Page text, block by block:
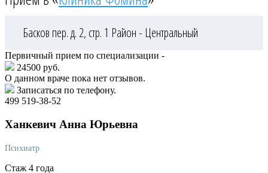
Басков пер. д. 2, стр. 1 Район - Центральный
Первичный прием по специализации -
24500 руб.
О данном враче пока нет отзывов.
Записаться по телефону.
499 519-38-52
Ханкевич Анна Юрьевна
Психиатр
Стаж 4 года